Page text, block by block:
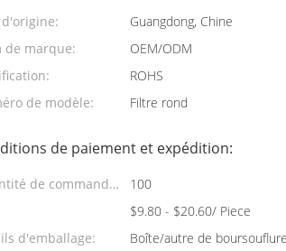
Guangdong, Chine
de marque:
OEM/ODM
ROHS
de modèle:
Filtre rond
de paiement et expédition:
de commande
100
$9.80 - $20.60/ Piece
d'emballage:
Boîte/autre de boursouflure